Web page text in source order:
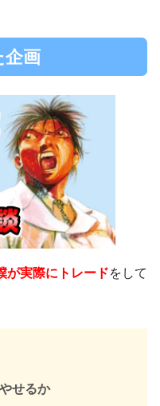
企画
が実際にトレードをして
せるか